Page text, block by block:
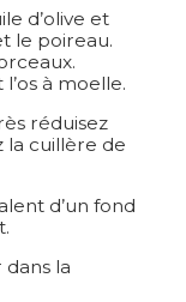
d’olive et
le poireau.
à moelle.
réduisez
la cuillère de
d’un fond
la